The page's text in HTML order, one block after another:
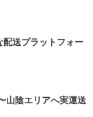
送プラットフォー
山陰エリアへ実運送